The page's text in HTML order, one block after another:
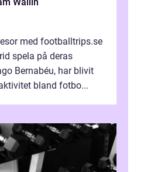
med footballtrips.se
spela på deras
Bernabéu, har blivit
bland fotbo...